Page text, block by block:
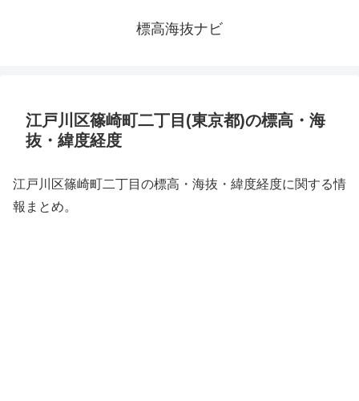
標高海抜ナビ
江戸川区篠崎町二丁目(東京都)の標高・海
抜・緯度経度
江戸川区篠崎町二丁目の標高・海抜・緯度経度に関する情
報まとめ。